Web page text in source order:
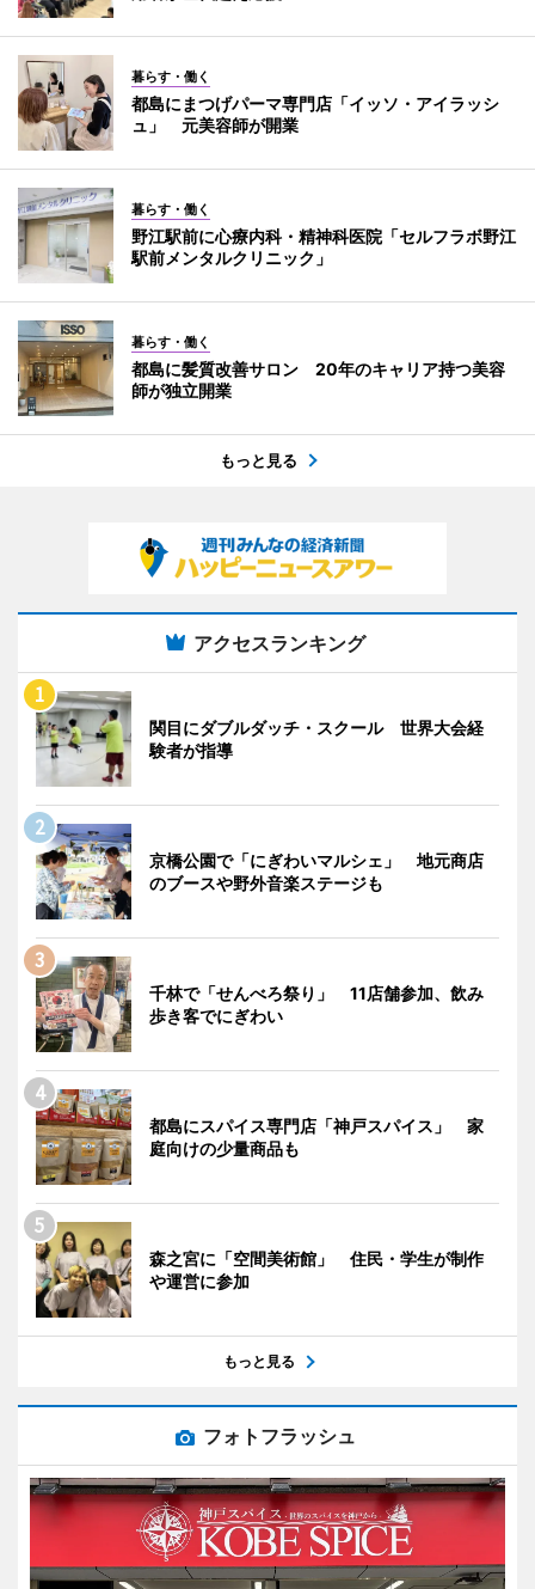
暮らす・働く
都島にまつげパーマ専門店「イッソ・アイラッシ
ュ」 元美容師が開業
暮らす・働く
野江駅前に心療内科・精神科医院「セルフラボ野江
駅前メンタルクリニック」
暮らす・働く
都島に髪質改善サロン 20年のキャリア持つ美容
師が独立開業
もっと見る
アクセスランキング
関目にダブルダッチ・スクール 世界大会経
験者が指導
京橋公園で「にぎわいマルシェ」 地元商店
のブースや野外音楽ステージも
千林で「せんべろ祭り」 11店舗参加、飲み
歩き客でにぎわい
都島にスパイス専門店「神戸スパイス」 家
庭向けの少量商品も
森之宮に「空間美術館」 住民・学生が制作
や運営に参加
もっと見る
フォトフラッシュ